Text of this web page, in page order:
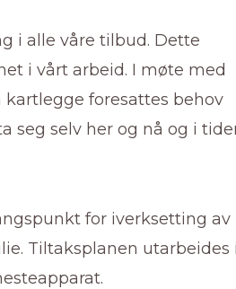
i alle våre tilbud. Dette
i vårt arbeid. I møte med
foresattes behov
seg selv her og nå og i
for iverksetting av
Tiltaksplanen utarbeides i